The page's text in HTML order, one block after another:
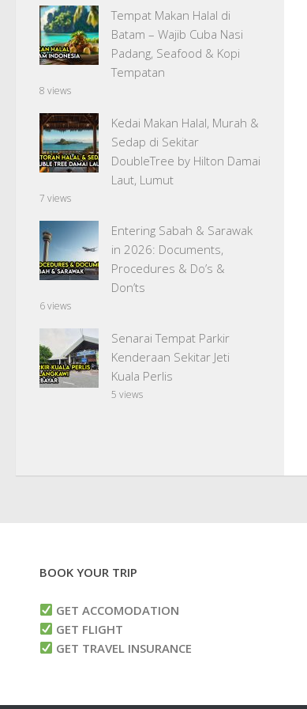
Tempat Makan Halal di
Batam – Wajib Cuba Nasi
Padang, Seafood & Kopi
Tempatan
8 views
Kedai Makan Halal, Murah &
Sedap di Sekitar
DoubleTree by Hilton Damai
Laut, Lumut
7 views
Entering Sabah & Sarawak
in 2026: Documents,
Procedures & Do’s &
Don’ts
6 views
Senarai Tempat Parkir
Kenderaan Sekitar Jeti
Kuala Perlis
5 views
BOOK YOUR TRIP
GET ACCOMODATION
GET FLIGHT
GET TRAVEL INSURANCE